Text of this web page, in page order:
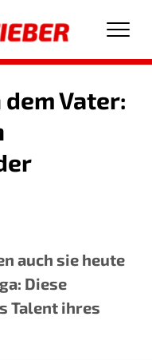
Vater:
auch sie heute
Diese
Talent ihres